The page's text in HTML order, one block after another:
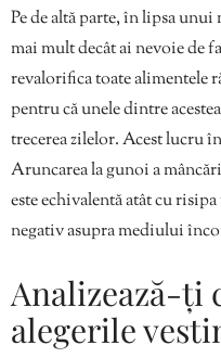
Pe de altă parte, în lipsa
mai mult decât ai nevoie de
revalorifica toate alimentele
pentru că unele dintre
trecerea zilelor. Acest lucru
Aruncarea la gunoi a
este echivalentă atât cu
negativ asupra mediului
Analizează-ți
alegerile